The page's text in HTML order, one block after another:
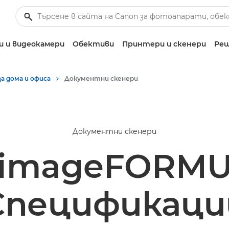
видеокамери Обективи Принтери и скенери
дома и офиса Документни скенери
Документни скенери